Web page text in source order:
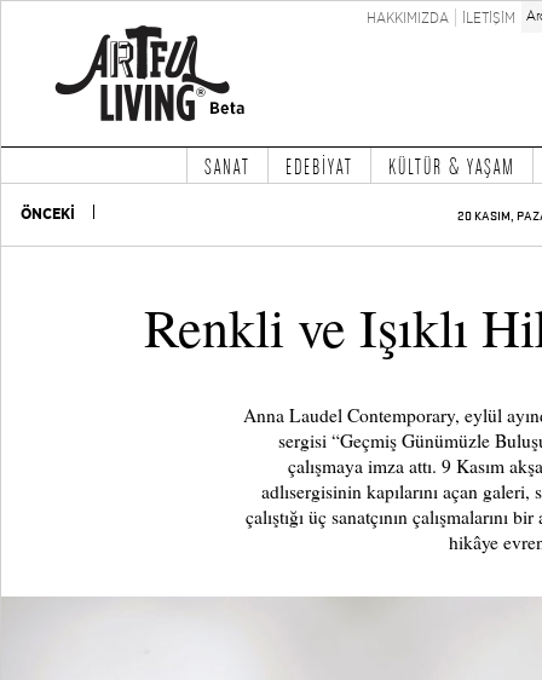
HAKKIMIZDA İLETİŞİM
SANAT EDEBİYAT KÜLTÜR & YAŞAM
ÖNCEKİ 20 KASIM,
Renkli ve Işıklı
Anna Laudel Contemporary, eylül
sergisi “Geçmiş Günümüzle
çalışmaya imza attı. 9 Kasım
adlısergisinin kapılarını açan
çalıştığı üç sanatçının çalışmalarını
hikâye